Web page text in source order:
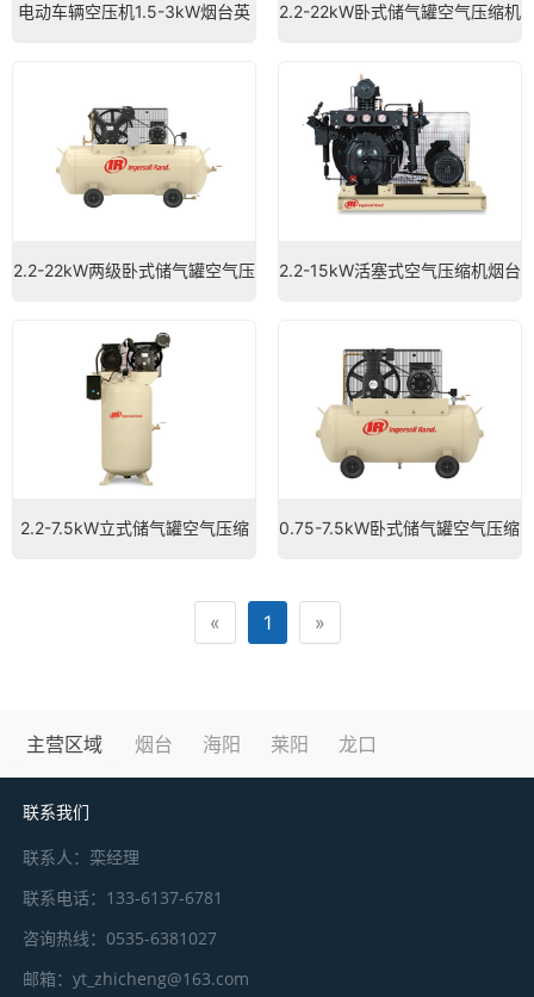
电动车辆空压机1.5-3kW烟台英 2.2-22kW卧式储气罐空气压缩机
烟台英格索兰空压机
2.2-22kW两级卧式储气罐空气压
缩机烟台英格索兰空压机
2.2-15kW活塞式空气压缩机烟台
2.2-7.5kW立式储气罐空气压缩 0.75-7.5kW卧式储气罐空气压缩
« 1 »
主营区域 烟台 海阳 莱阳 龙口
联系我们
联系人：栾经理
联系电话：133-6137-6781
咨询热线：0535-6381027
邮箱：yt_zhicheng@163.com
微信号：